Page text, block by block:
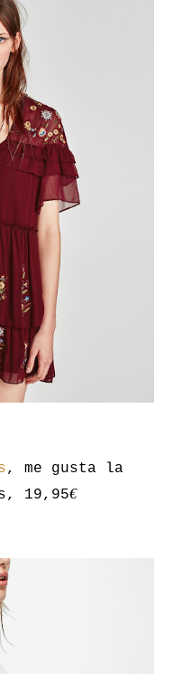
, me gusta la
19,95€